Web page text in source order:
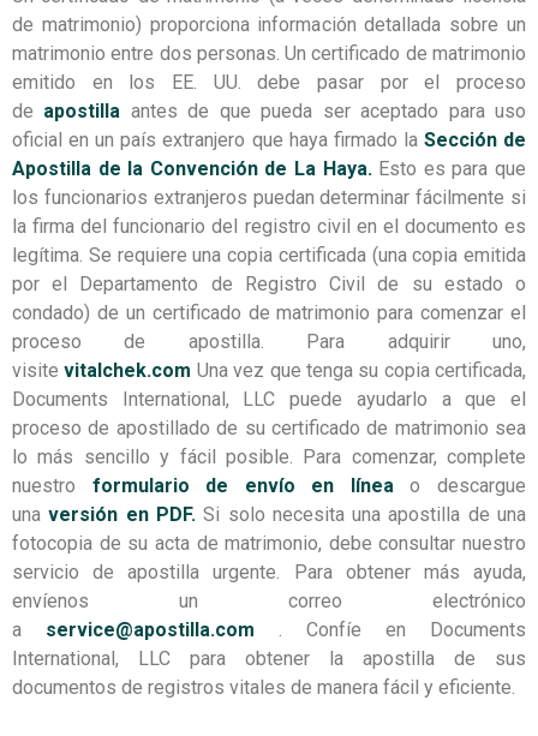
de matrimonio) proporciona información detallada sobre un
matrimonio entre dos personas. Un certificado de matrimonio
emitido en los EE. UU. debe pasar por el proceso
de apostilla antes de que pueda ser aceptado para uso
oficial en un país extranjero que haya firmado la Sección de
Apostilla de la Convención de La Haya. Esto es para que
los funcionarios extranjeros puedan determinar fácilmente si
la firma del funcionario del registro civil en el documento es
legítima. Se requiere una copia certificada (una copia emitida
por el Departamento de Registro Civil de su estado o
condado) de un certificado de matrimonio para comenzar el
proceso de apostilla. Para adquirir uno,
visitevitalchek.com Una vez que tenga su copia certificada,
Documents International, LLC puede ayudarlo a que el
proceso de apostillado de su certificado de matrimonio sea
lo más sencillo y fácil posible. Para comenzar, complete
nuestro formulario de envío en líneao descargue
unaversión en PDF.Si solo necesita una apostilla de una
fotocopia de su acta de matrimonio, debe consultar nuestro
servicio de apostilla urgente. Para obtener más ayuda,
envíenos un correo electrónico
a service@apostilla.com . Confíe en Documents
International, LLC para obtener la apostilla de sus
documentos de registros vitales de manera fácil y eficiente.